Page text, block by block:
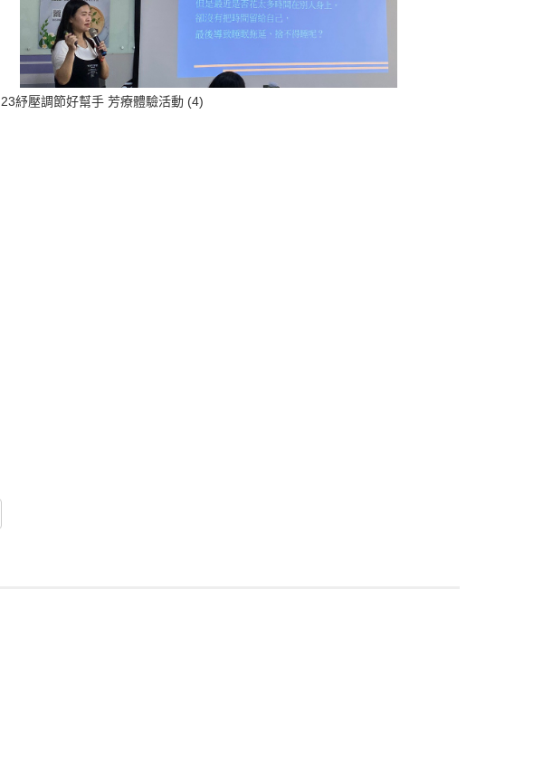
紓壓調節好幫手 芳療體驗活動 (4)